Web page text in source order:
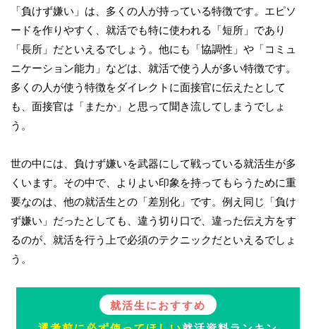
「負けず嫌い」は、多くの人が持っている特徴です。エピソ
ードを作りやすく、就活でも特に使われる「短所」であり
「長所」だといえるでしょう。他にも「協調性」や「コミュ
ニケーション能力」などは、就活で使う人が多い特徴です。
多くの人が使う特徴をダイレクトに面接官に伝えたとして
も、面接官は「またか」と思って聞き流してしまうでしょ
う。
世の中には、負けず嫌いを武器にして戦っている就活生が多
くいます。その中で、よりよい印象を持ってもらうために重
要なのは、他の就活生との「差別化」です。例え同じ「負け
ず嫌い」だったとしても、違う切り口で、違った伝え方をす
るのが、就活を行う上で必須のテクニックだといえるでしょ
う。
就活生におすすめ